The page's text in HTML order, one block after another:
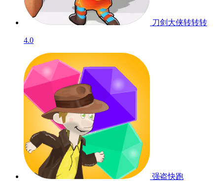
刀剑大侠转转转
4.0
强盗快跑